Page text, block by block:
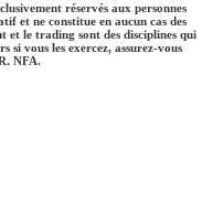
réservés aux personnes
et ne constitue en aucun cas des
et le trading sont des disciplines qui
si vous les exercez, assurez-vous
NFA.